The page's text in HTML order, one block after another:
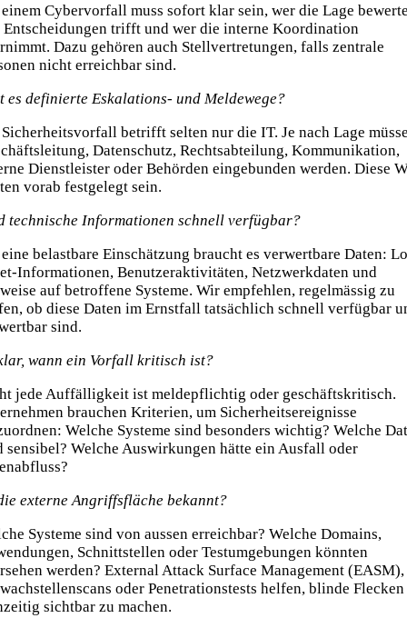
Cybervorfall muss sofort klar sein, wer die Lage
Entscheidungen trifft und wer die interne Koordination
Dazu gehören auch Stellvertretungen, falls zentrale
nicht erreichbar sind.
es definierte Eskalations- und Meldewege?
betrifft selten nur die IT. Je nach Lage
Datenschutz, Rechtsabteilung, Kommunikation,
Dienstleister oder Behörden eingebunden werden. Diese
vorab festgelegt sein.
technische Informationen schnell verfügbar?
belastbare Einschätzung braucht es verwertbare Daten:
Informationen, Benutzeraktivitäten, Netzwerkdaten und
auf betroffene Systeme. Wir empfehlen, regelmässig zu
ob diese Daten im Ernstfall tatsächlich schnell verfügbar
sind.
wann ein Vorfall kritisch ist?
jede Auffälligkeit ist meldepflichtig oder geschäftskritisch.
brauchen Kriterien, um Sicherheitsereignisse
Welche Systeme sind besonders wichtig? Welche
sensibel? Welche Auswirkungen hätte ein Ausfall oder
externe Angriffsfläche bekannt?
Systeme sind von aussen erreichbar? Welche Domains,
Schnittstellen oder Testumgebungen könnten
werden? External Attack Surface Management (EASM),
oder Penetrationstests helfen, blinde Flecken
sichtbar zu machen.